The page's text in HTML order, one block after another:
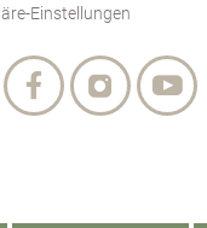
Einstellungen